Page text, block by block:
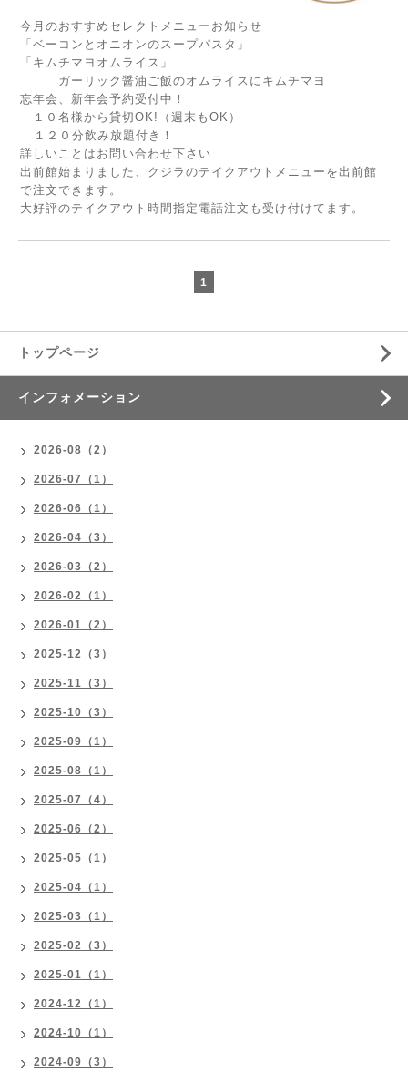
今月のおすすめセレクトメニューお知らせ
「ベーコンとオニオンのスープパスタ」
「キムチマヨオムライス」
ガーリック醤油ご飯のオムライスにキムチマヨ
忘年会、新年会予約受付中！
１０名様から貸切OK!（週末もOK）
１２０分飲み放題付き！
詳しいことはお問い合わせ下さい
出前館始まりました、クジラのテイクアウトメニューを出前館
で注文できます。
大好評のテイクアウト時間指定電話注文も受け付けてます。
1
トップページ
インフォメーション
2026-08（2）
2026-07（1）
2026-06（1）
2026-04（3）
2026-03（2）
2026-02（1）
2026-01（2）
2025-12（3）
2025-11（3）
2025-10（3）
2025-09（1）
2025-08（1）
2025-07（4）
2025-06（2）
2025-05（1）
2025-04（1）
2025-03（1）
2025-02（3）
2025-01（1）
2024-12（1）
2024-10（1）
2024-09（3）